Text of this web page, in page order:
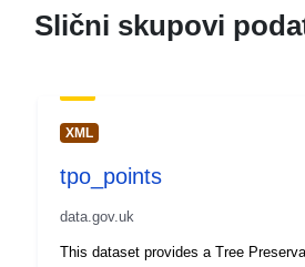
Slični skupovi
XML
tpo_points
data.gov.uk
This dataset provides a Tree